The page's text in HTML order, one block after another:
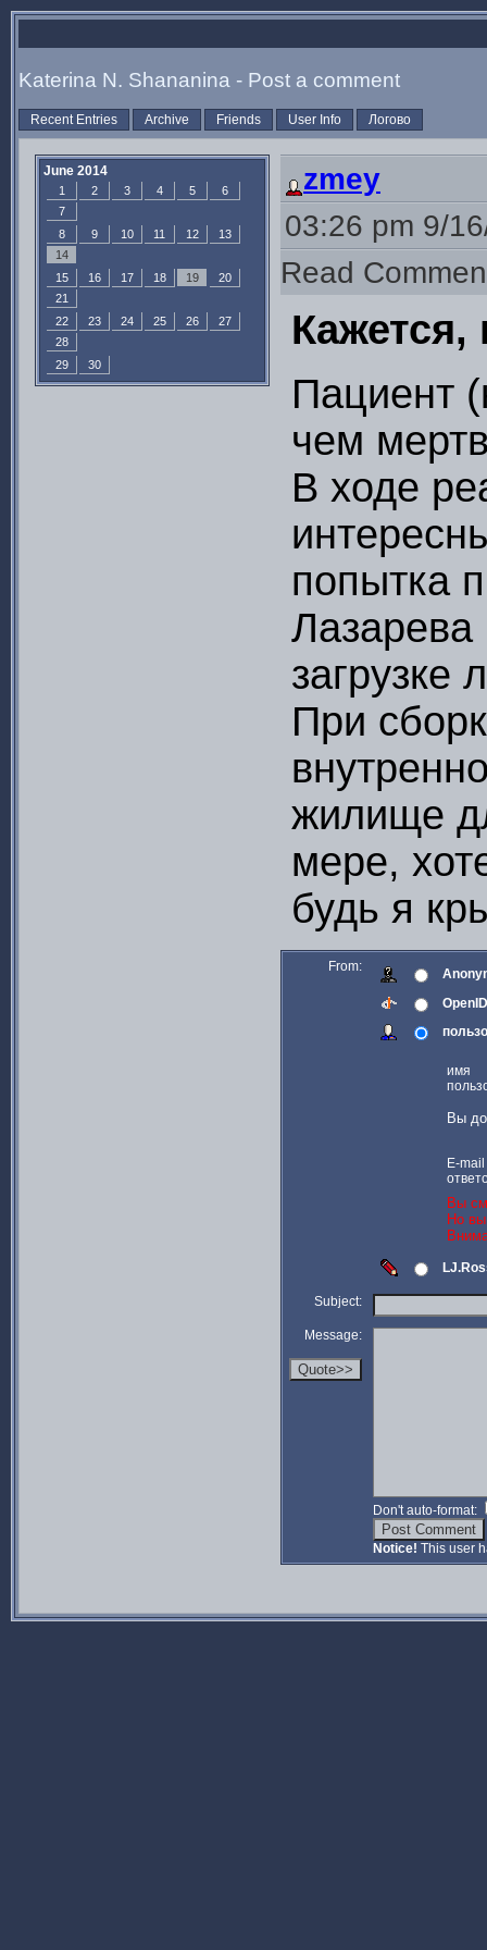
Katerina N. Shananina - Post a comment
Recent Entries Archive Friends User Info Логово
June 2014
1 2 3 4 5
6
7
8
9 10 11 12
13
14
15
16 17 18 19
20
21
22
23 24 25 26
27
28
29
30
zmey
03:26 pm 9/
Read
Кажется,
Пациент
чем
В ходе
попытка
Лазарева
загрузке
При
жилище
мере,
будь я
From:
OpenID
имя
Вы
E-
Вы
Но
Subject:
Message:
Don't auto-format:
Notice! This user